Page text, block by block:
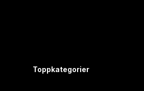
Toppkategorier